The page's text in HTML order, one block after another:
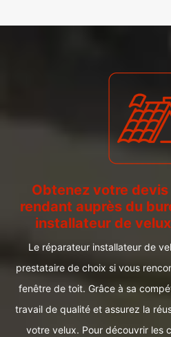
Obtenez votre
rendant auprès du
installateur de
Le réparateur installateur de
prestataire de choix si vous
fenêtre de toit. Grâce à sa
travail de qualité et assurez la
votre velux. Pour découvrir les